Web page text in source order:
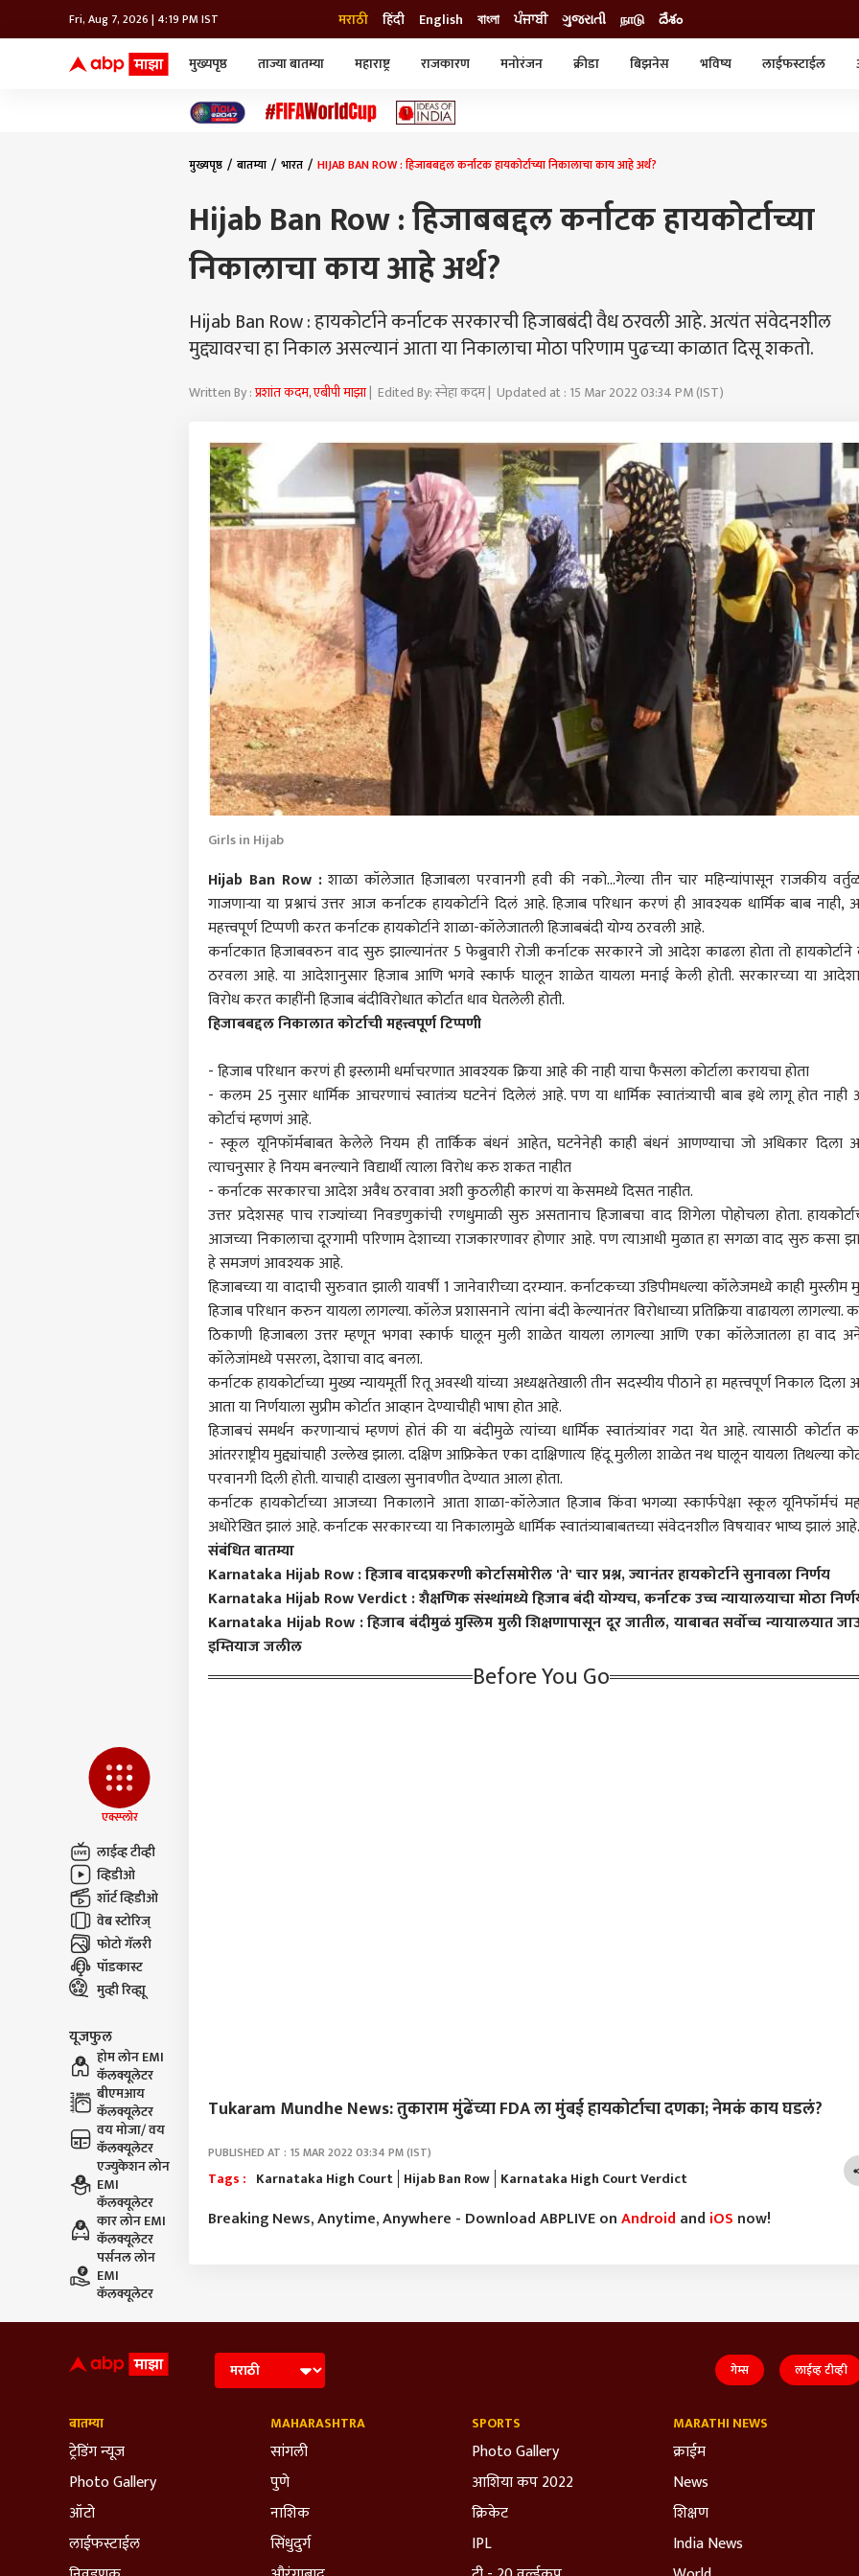
Fri, Aug 7, 2026 | 4:19 PM IST मराठी हिंदी English বাংলা ਪੰਜਾਬੀ ગુજરાતી நாடு దేశం
मुख्यपृष्ठ ताज्या बातम्या महाराष्ट्र राजकारण मनोरंजन क्रीडा बिझनेस भविष्य लाईफस्टाईल
एक्स्प्लोर
लाईव्ह टीव्ही
व्हिडीओ
शॉर्ट व्हिडीओ
वेब स्टोरिज्
फोटो गॅलरी
पॉडकास्ट
मुव्ही रिव्ह्यू
यूजफुल
होम लोन EMI
कॅलक्यूलेटर
बीएमआय
कॅलक्यूलेटर
वय मोजा/ वय
कॅलक्यूलेटर
एज्युकेशन लोन
EMI
कॅलक्यूलेटर
कार लोन EMI
कॅलक्यूलेटर
पर्सनल लोन
EMI
कॅलक्यूलेटर
मुख्यपृष्ठ बातम्या भारत HIJAB BAN ROW : हिजाबबद्दल कर्नाटक हायकोर्टाच्या निकालाचा काय आहे अर्थ?
Hijab Ban Row : हिजाबबद्दल कर्नाटक हायकोर्टाच्या
निकालाचा काय आहे अर्थ?
Hijab Ban Row : हायकोर्टाने कर्नाटक सरकारची हिजाबबंदी वैध ठरवली आहे. अत्यंत संवेदनशील
मुद्द्यावरचा हा निकाल असल्यानं आता या निकालाचा मोठा परिणाम पुढच्या काळात दिसू शकतो.
Written By :प्रशांत कदम, एबीपी माझा| Edited By: स्नेहा कदम | Updated at : 15 Mar 2022 03:34 PM (IST)
Girls in Hijab
Hijab Ban Row :शाळा कॉलेजात हिजाबला परवानगी हवी की नको...गेल्या तीन चार महिन्यांपासून राजकीय
गाजणाऱ्या या प्रश्नाचं उत्तर आज कर्नाटक हायकोर्टाने दिलं आहे. हिजाब परिधान करणं ही आवश्यक धार्मिक बाब नाही,
महत्त्वपूर्ण टिप्पणी करत कर्नाटक हायकोर्टाने शाळा-कॉलेजातली हिजाबबंदी योग्य ठरवली आहे.
कर्नाटकात हिजाबवरुन वाद सुरु झाल्यानंतर 5 फेब्रुवारी रोजी कर्नाटक सरकारने जो आदेश काढला होता तो
ठरवला आहे. या आदेशानुसार हिजाब आणि भगवे स्कार्फ घालून शाळेत यायला मनाई केली होती. सरकारच्या या
विरोध करत काहींनी हिजाब बंदीविरोधात कोर्टात धाव घेतलेली होती.
हिजाबबद्दल निकालात कोर्टाची महत्त्वपूर्ण टिप्पणी
- हिजाब परिधान करणं ही इस्लामी धर्माचरणात आवश्यक क्रिया आहे की नाही याचा फैसला कोर्टाला करायचा होता
- कलम 25 नुसार धार्मिक आचरणाचं स्वातंत्र्य घटनेनं दिलेलं आहे. पण या धार्मिक स्वातंत्र्याची बाब इथे लागू होत
कोर्टाचं म्हणणं आहे.
- स्कूल यूनिफॉर्मबाबत केलेले नियम ही तार्किक बंधनं आहेत, घटनेनेही काही बंधनं आणण्याचा जो अधिकार दिला
त्याचनुसार हे नियम बनल्याने विद्यार्थी त्याला विरोध करु शकत नाहीत
- कर्नाटक सरकारचा आदेश अवैध ठरवावा अशी कुठलीही कारणं या केसमध्ये दिसत नाहीत.
उत्तर प्रदेशसह पाच राज्यांच्या निवडणुकांची रणधुमाळी सुरु असतानाच हिजाबचा वाद शिगेला पोहोचला होता.
आजच्या निकालाचा दूरगामी परिणाम देशाच्या राजकारणावर होणार आहे. पण त्याआधी मुळात हा सगळा वाद सुरु कसा
हे समजणं आवश्यक आहे.
हिजाबच्या या वादाची सुरुवात झाली यावर्षी 1 जानेवारीच्या दरम्यान. कर्नाटकच्या उडिपीमधल्या कॉलेजमध्ये काही मुस्लीम
हिजाब परिधान करुन यायला लागल्या. कॉलेज प्रशासनाने त्यांना बंदी केल्यानंतर विरोधाच्या प्रतिक्रिया वाढायला लागल्या.
ठिकाणी हिजाबला उत्तर म्हणून भगवा स्कार्फ घालून मुली शाळेत यायला लागल्या आणि एका कॉलेजातला हा वाद
कॉलेजांमध्ये पसरला, देशाचा वाद बनला.
कर्नाटक हायकोर्टाच्या मुख्य न्यायमूर्ती रितू अवस्थी यांच्या अध्यक्षतेखाली तीन सदस्यीय पीठाने हा महत्त्वपूर्ण निकाल दिला
आता या निर्णयाला सुप्रीम कोर्टात आव्हान देण्याचीही भाषा होत आहे.
हिजाबचं समर्थन करणाऱ्याचं म्हणणं होतं की या बंदीमुळे त्यांच्या धार्मिक स्वातंत्र्यांवर गदा येत आहे. त्यासाठी कोर्टात
आंतरराष्ट्रीय मुद्द्यांचाही उल्लेख झाला. दक्षिण आफ्रिकेत एका दाक्षिणात्य हिंदू मुलीला शाळेत नथ घालून यायला तिथल्या
परवानगी दिली होती. याचाही दाखला सुनावणीत देण्यात आला होता.
कर्नाटक हायकोर्टाच्या आजच्या निकालाने आता शाळा-कॉलेजात हिजाब किंवा भगव्या स्कार्फपेक्षा स्कूल यूनिफॉर्मचं
अधोरेखित झालं आहे. कर्नाटक सरकारच्या या निकालामुळे धार्मिक स्वातंत्र्याबाबतच्या संवेदनशील विषयावर भाष्य झालं आहे.
संबंधित बातम्या
Karnataka Hijab Row : हिजाब वादप्रकरणी कोर्टासमोरील 'ते' चार प्रश्न, ज्यानंतर हायकोर्टाने सुनावला निर्णय
Karnataka Hijab Row Verdict : शैक्षणिक संस्थांमध्ये हिजाब बंदी योग्यच, कर्नाटक उच्च न्यायालयाचा मोठा
Karnataka Hijab Row : हिजाब बंदीमुळं मुस्लिम मुली शिक्षणापासून दूर जातील, याबाबत सर्वोच्च न्यायालयात
इम्तियाज जलील
Before You Go
Tukaram Mundhe News: तुकाराम मुंढेंच्या FDA ला मुंबई हायकोर्टाचा दणका; नेमकं काय घडलं?
PUBLISHED AT : 15 MAR 2022 03:34 PM (IST)
Tags : Karnataka High Court Hijab Ban Row Karnataka High Court Verdict
Breaking News, Anytime, Anywhere - Download ABPLIVE onAndroid and iOS now!
हॅलो गेस्ट
आमच्यासोबत जाहिरात करा
प्रायव्हसी पॉलिसी
संपर्क साधा
करिअर
फीडबॅक
आमच्याबद्दल
LOGIN
पर्सनल कॉर्नर
टॉप आर्टिकल टॉप रील्स
राजकारण
काँग्रेसकडून गुंगी गुडिया म्हणत
टीका, पृथ्वीराज चव्हाणांची
पहिली प्रतिक्रिया; म्हणाले,
अर्थातच सुनेत्रा पवारांकडून
कृतीतून उत्तर मिळेल
राजकारण
ABP माझा टॉप 10 हेडलाईन्स
| 04 ऑगस्ट 2026 |
मंगळवार
अहिल्यानगर
अहिल्यानगरच्या शेवगावमध्ये
मादीसह पिल्लांचा वावर,
शेतात जायचं कसं? ग्रामस्थ
काळजीत
इशारा
मुंबई
लोकलमध्ये हरवलेली बॅग
परत; पोलिसांची कामगिरी,
मिळालं 271 ग्रॅम सोनं
BLOG
BLOG : खड्डेमुक्त रस्त्यांची
उद्दिष्टपूर्ती होत नाही तोपर्यंत
ला स्थगिती द्या !
राजकारण
तानाजी सावंत अन् मोटेंचे
समर्थक भिडले; धाराशिवमध्ये
फोडल्या
ठाणे
गेम्स लाईव्ह टीव्ही
बातम्या
ट्रेडिंग न्यूज
Photo Gallery
ऑटो
लाईफस्टाईल
MAHARASHTRA
सांगली
पुणे
नाशिक
सिंधुदुर्ग
SPORTS
Photo Gallery
आशिया कप 2022
क्रिकेट
IPL
MARATHI NEWS
क्राईम
News
शिक्षण
India News